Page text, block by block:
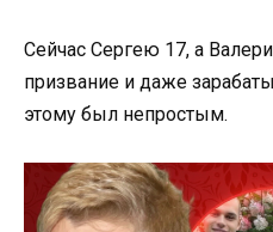
Сейчас Сергею 17, а
призвание и даже
этому был непростым.